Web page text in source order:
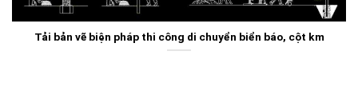
Tải bản vẽ biện pháp thi công di chuyển biển báo, cột km